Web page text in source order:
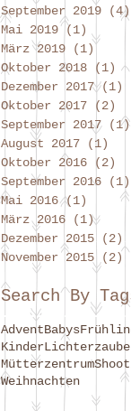
September 2019
(4)
Mai 2019
(1)
März 2019
(1)1
Oktober 2018
(1) 1
Dezember 2017
(1)
Oktober 2017
(2)
September 2017
(1)
August 2017
(1)
Oktober 2016
(2)
September 2016
(1)
Mai 2016 (1)
1
März 2016
(1)1
Dezember 2015
(2)
November 2015
(2)
Search By
AdventBabys
Kinder
Mütterzentrum
Weihnachten